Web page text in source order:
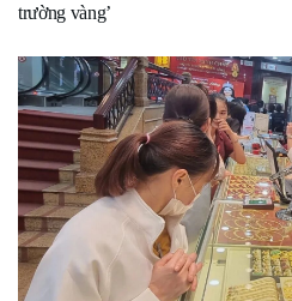
trường vàng’